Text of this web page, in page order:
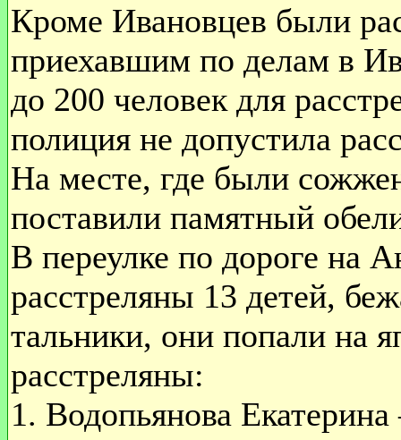
Кроме Ивановцев были
приехавшим по делам в
до 200 человек для
полиция не допустила
На месте, где были
поставили памятный
В переулке по дороге на
расстреляны 13 детей,
тальники, они попали на
расстреляны:
1. Водопьянова